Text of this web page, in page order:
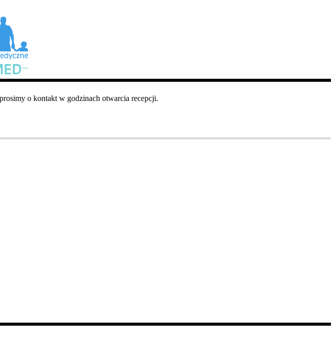
o kontakt w godzinach otwarcia recepcji.